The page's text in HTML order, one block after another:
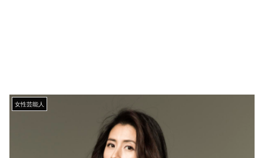
女性芸能人